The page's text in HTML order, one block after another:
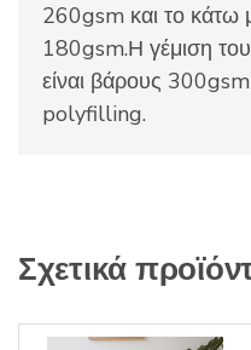
260gsm και το κάτω
180gsm.Η γέμιση
είναι βάρους
polyfilling.
Σχετικά